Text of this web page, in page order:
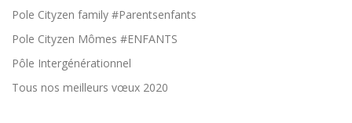
Pole Cityzen family #Parentsenfants
Pole Cityzen Mômes #ENFANTS
Pôle Intergénérationnel
Tous nos meilleurs vœux 2020